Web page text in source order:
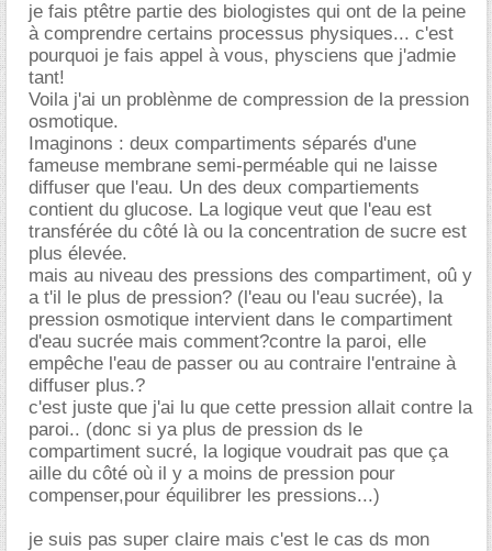
je fais ptêtre partie des biologistes qui ont de la peine
à comprendre certains processus physiques... c'est
pourquoi je fais appel à vous, physciens que j'admie
tant!
Voila j'ai un problènme de compression de la pression
osmotique.
Imaginons : deux compartiments séparés d'une
fameuse membrane semi-perméable qui ne laisse
diffuser que l'eau. Un des deux compartiements
contient du glucose. La logique veut que l'eau est
transférée du côté là ou la concentration de sucre est
plus élevée.
mais au niveau des pressions des compartiment, oû y
a t'il le plus de pression? (l'eau ou l'eau sucrée), la
pression osmotique intervient dans le compartiment
d'eau sucrée mais comment?contre la paroi, elle
empêche l'eau de passer ou au contraire l'entraine à
diffuser plus.?
c'est juste que j'ai lu que cette pression allait contre la
paroi.. (donc si ya plus de pression ds le
compartiment sucré, la logique voudrait pas que ça
aille du côté où il y a moins de pression pour
compenser,pour équilibrer les pressions...)
je suis pas super claire mais c'est le cas ds mon